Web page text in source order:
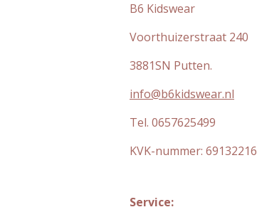
B6 Kidswear
Voorthuizerstraat 240
3881SN Putten.
info@b6kidswear.nl
Tel. 0657625499
KVK-nummer: 69132216
Service: